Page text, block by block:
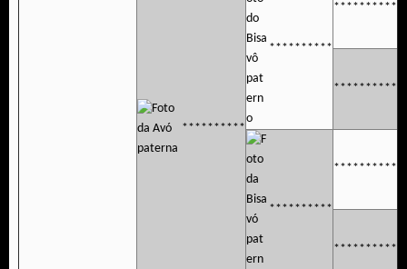
**********
**********
**********
**********
**********
**********
**********